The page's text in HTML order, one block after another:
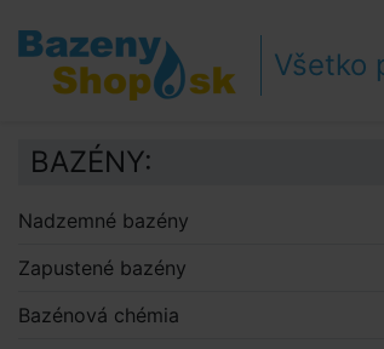
Prejsť na obsah
Prejsť k bočnému stĺpci
Klávesové skratky
Všetko
BAZÉNY:
Nadzemné bazény
Zapustené bazény
Bazénová chémia